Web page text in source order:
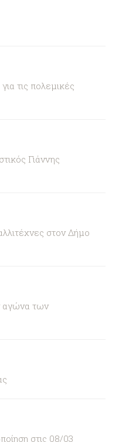
τις πολεμικές
Γιάννης
στον Δήμο
αγώνα των
στις 08/03